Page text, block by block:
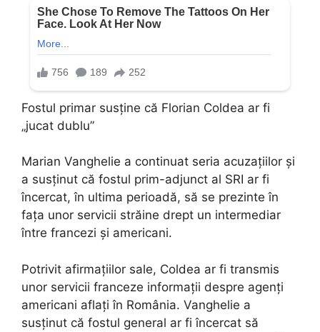
Fostul primar susține că Florian Coldea ar fi
„jucat dublu”
Marian Vanghelie a continuat seria acuzațiilor și
a susținut că fostul prim-adjunct al SRI ar fi
încercat, în ultima perioadă, să se prezinte în
fața unor servicii străine drept un intermediar
între francezi și americani.
Potrivit afirmațiilor sale, Coldea ar fi transmis
unor servicii franceze informații despre agenți
americani aflați în România. Vanghelie a
susținut că fostul general ar fi încercat să